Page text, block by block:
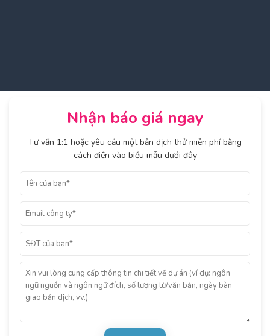
Nhận báo giá ngay
Tư vấn 1:1 hoặc yêu cầu một bản dịch thử miễn phí bằng
cách điền vào biểu mẫu dưới đây